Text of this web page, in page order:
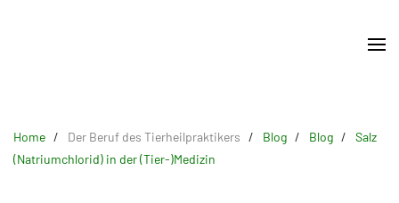
Home Der Beruf des Tierheilpraktikers Blog Blog
Salz
(Natriumchlorid) in der (Tier-)Medizin